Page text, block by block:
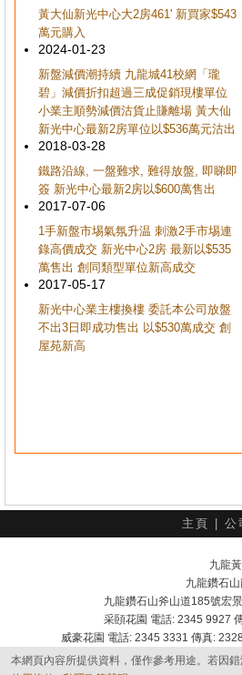
黃大仙新光中心大2房461' 新買家$543
萬元購入
2024-01-23
新盤減價潮持續 九龍城41校網「瓏
碧」減價折扣超過三成促銷現樓單位
小業主順勢減價沽貨止賺離場 黃大仙
新光中心最新2房單位以$536萬元沽出
2018-03-28
鐵路沿線, 一盤難求, 難得放盤, 即睇即
簽 新光中心最新2房以$600萬售出
2017-07-06
1手新盤市埸氣氛升温 刺激2手市埸連
錄高價成交 新光中心2房 最新以$535
萬售出 創同類型單位新高成交
2017-05-17
新光中心業主樓換樓 委託本公司放盤
不出3日即成功售出 以$530萬成交 創
屋苑新高
主頁 公
九龍
九龍鑽石
九龍鑽石山斧山道185號宏
采頣花園 電話: 2345 9927
威豪花園 電話: 2345 3331 傳真:
本網頁內容所提供資料，僅作參考用途。若因